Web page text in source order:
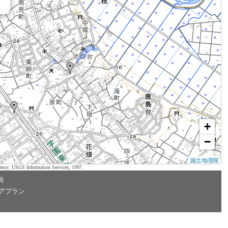
+
−
国土地理院
USGS Information Services, 1997.
プラン